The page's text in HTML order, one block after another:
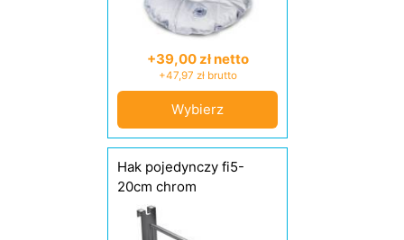
+39,00 zł netto
+47,97 zł brutto
Wybierz
Hak pojedynczy fi5-
20cm chrom